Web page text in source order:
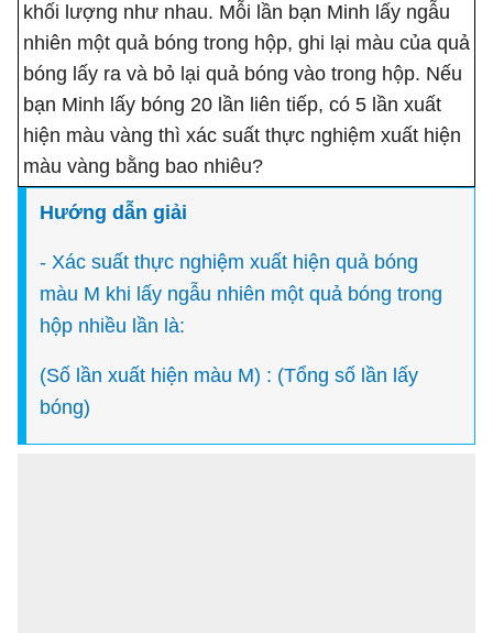
khối lượng như nhau. Mỗi lần bạn Minh lấy ngẫu
nhiên một quả bóng trong hộp, ghi lại màu của quả
bóng lấy ra và bỏ lại quả bóng vào trong hộp. Nếu
bạn Minh lấy bóng 20 lần liên tiếp, có 5 lần xuất
hiện màu vàng thì xác suất thực nghiệm xuất hiện
màu vàng bằng bao nhiêu?
Hướng dẫn giải
- Xác suất thực nghiệm xuất hiện quả bóng
màu M khi lấy ngẫu nhiên một quả bóng trong
hộp nhiều lần là:
(Số lần xuất hiện màu M) : (Tổng số lần lấy
bóng)